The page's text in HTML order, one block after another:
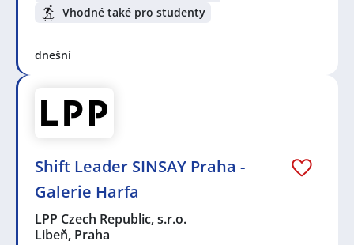
Vhodné také pro studenty
dnešní
Shift Leader SINSAY Praha -
Galerie Harfa
LPP Czech Republic, s.r.o.
Libeň, Praha